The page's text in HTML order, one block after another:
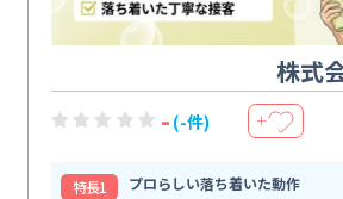
株式
- (-件) ＋
特⻑1
プロらしい落ち着いた動作